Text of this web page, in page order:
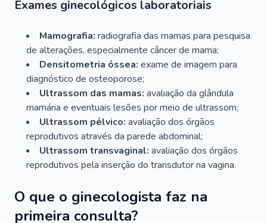
Exames ginecológicos laboratoriais
Mamografia: radiografia das mamas para pesquisa
de alterações, especialmente câncer de mama;
Densitometria óssea: exame de imagem para
diagnóstico de osteoporose;
Ultrassom das mamas: avaliação da glândula
mamária e eventuais lesões por meio de ultrassom;
Ultrassom pélvico: avaliação dos órgãos
reprodutivos através da parede abdominal;
Ultrassom transvaginal: avaliação dos órgãos
reprodutivos pela inserção do transdutor na vagina.
O que o ginecologista faz na
primeira consulta?